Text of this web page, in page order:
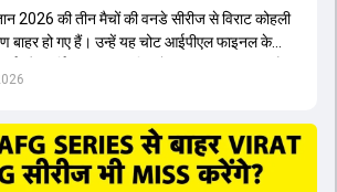
2026 की तीन मैचों की वनडे सीरीज से विराट कोहली
बाहर हो गए हैं। उन्हें यह चोट आईपीएल फाइनल के
और हार्दिक पांड्या की फिटनेस पर भी अभी सवाल हैं,
की जगह एक मजबूत विकल्प खोजना जरूरी है। इस
की लिस्ट ए औसत के साथ एक मजबूत विकल्प हैं। संजू
जिनका वनडे क्रिकेट में 56 से ज्यादा का औसत है।
मौका मिल सकता है, हालांकि उनके बैटिंग ऑर्डर पर